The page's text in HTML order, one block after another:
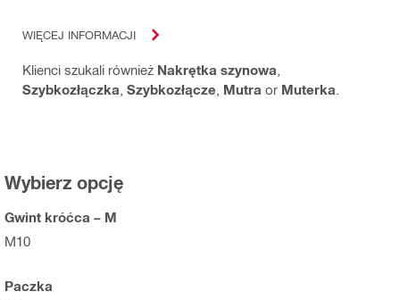
WIĘCEJ INFORMACJI
Klienci szukali również Nakrętka szynowa
Szybkozłączka Szybkozłącze Mutra or Muterka
Wybierz opcję
Gwint króćca – M
M10
Paczka